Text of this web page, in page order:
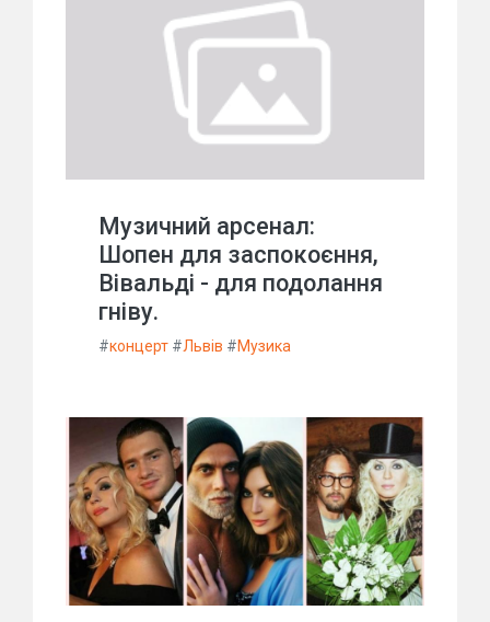
Музичний арсенал:
Шопен для заспокоєння,
Вівальді - для подолання
гніву.
#концерт #Львів #Музика